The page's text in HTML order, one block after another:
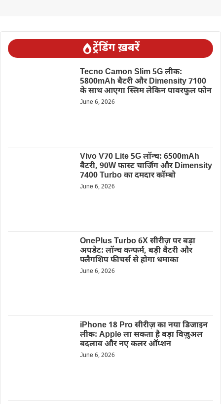
ट्रेंडिंग ख़बरें
Tecno Camon Slim 5G लीक:
5800mAh बैटरी और Dimensity 7100
के साथ आएगा स्लिम लेकिन पावरफुल फोन
June 6, 2026
Vivo V70 Lite 5G लॉन्च: 6500mAh
बैटरी, 90W फास्ट चार्जिंग और Dimensity
7400 Turbo का दमदार कॉम्बो
June 6, 2026
OnePlus Turbo 6X सीरीज़ पर बड़ा
अपडेट: लॉन्च कन्फर्म, बड़ी बैटरी और
फ्लैगशिप फीचर्स से होगा धमाका
June 6, 2026
iPhone 18 Pro सीरीज़ का नया डिजाइन
लीक: Apple ला सकता है बड़ा विज़ुअल
बदलाव और नए कलर ऑप्शन
June 6, 2026